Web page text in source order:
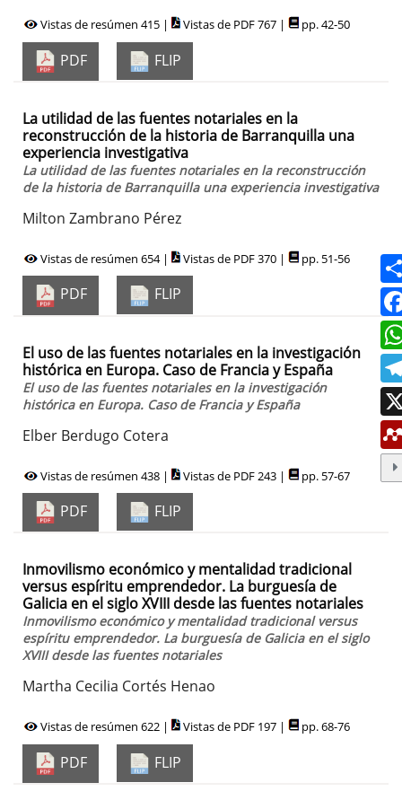
Vistas de resúmen 415 | Vistas de PDF 767 | pp. 42-50
PDF FLIP
La utilidad de las fuentes notariales en la
reconstrucción de la historia de Barranquilla una
experiencia investigativa
La utilidad de las fuentes notariales en la reconstrucción
de la historia de Barranquilla una experiencia investigativa
Milton Zambrano Pérez
Vistas de resúmen 654 | Vistas de PDF 370 | pp. 51-56
PDF FLIP
El uso de las fuentes notariales en la investigación
histórica en Europa. Caso de Francia y España
El uso de las fuentes notariales en la investigación
histórica en Europa. Caso de Francia y España
Elber Berdugo Cotera
Vistas de resúmen 438 | Vistas de PDF 243 | pp. 57-67
PDF FLIP
Inmovilismo económico y mentalidad tradicional
versus espíritu emprendedor. La burguesía de
Galicia en el siglo XVIII desde las fuentes notariales
Inmovilismo económico y mentalidad tradicional versus
espíritu emprendedor. La burguesía de Galicia en el siglo
XVIII desde las fuentes notariales
Martha Cecilia Cortés Henao
Vistas de resúmen 622 | Vistas de PDF 197 | pp. 68-76
PDF FLIP